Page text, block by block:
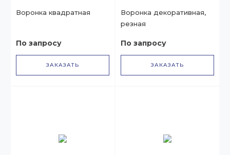
Воронка квадратная
По запросу
ЗАКАЗАТЬ
Воронка декоративная,
резная
По запросу
ЗАКАЗАТЬ